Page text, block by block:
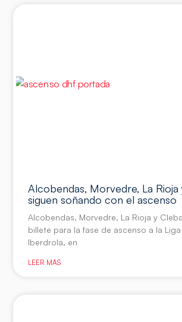
Alcobendas, Morvedre, La Rioja
siguen soñando con el ascenso
Alcobendas, Morvedre, La Rioja y
billete para la fase de ascenso a la
Iberdrola, en
LEER MÁS